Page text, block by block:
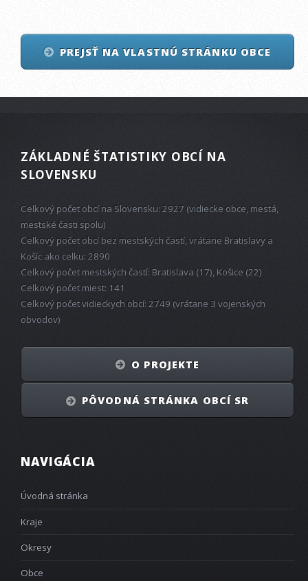
PREJSŤ NA VLASTNÚ STRÁNKU OBCE
NAVIGÁCIA
Úvodná stránka
Kraje
Okresy
Obce
ZÁKLADNÉ ŠTATISTIKY OBCÍ NA
SLOVENSKU
Celkový počet obcí na Slovensku: 2927 (vidiecke obce, mestá,
mestské časti spolu)
Celkový počet obcí bez mestských častí, vrátane Bratislavy a
Košíc ako celku: 2890
Celkový počet mestských častí: Bratislava (17), Košice (22)
Celkový počet miest: 141
Celkový počet vidieckych obcí: 2749 (vrátane 3 vojenských
obvodov)
O PROJEKTE
PÔVODNÁ STRÁNKA OBCÍ SR